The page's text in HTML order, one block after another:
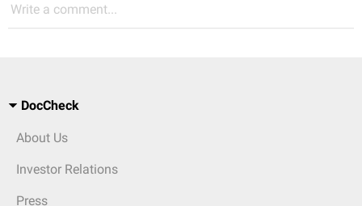
Write a comment...
DocCheck
About Us
Investor Relations
Press